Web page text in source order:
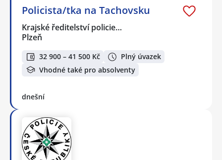
Policista/tka na Tachovsku
Krajské ředitelství policie…
Plzeň
32 900 – 41 500 Kč
Plný úvazek
Vhodné také pro absolventy
dnešní